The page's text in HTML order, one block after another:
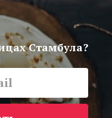
Стамбула?